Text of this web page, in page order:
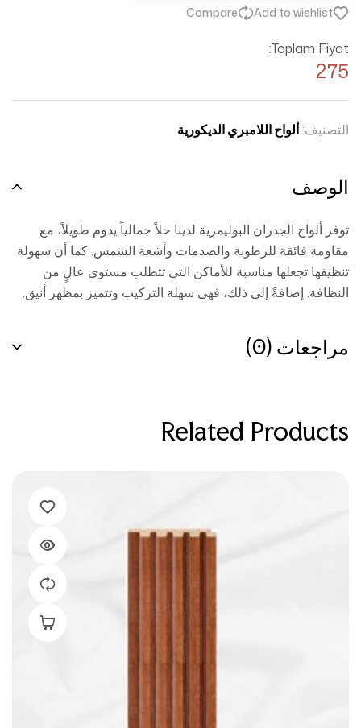
Add to wishlist
Compare
Toplam Fiyat:
275
التصنيف:ألواح اللامبري الديكورية
الوصف
توفر ألواح الجدران البوليمرية لدينا حلاً جمالياً يدوم طويلاً، مع
مقاومة فائقة للرطوبة والصدمات وأشعة الشمس. كما أن سهولة
تنظيفها تجعلها مناسبة للأماكن التي تتطلب مستوى عالٍ من
النظافة. إضافةً إلى ذلك، فهي سهلة التركيب وتتميز بمظهر أنيق.
مراجعات (0)
Related Products
إضافة إلى